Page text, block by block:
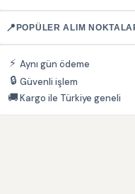
📍 POPÜLER ALIM
⚡ Aynı gün ödeme
🔒 Güvenli işlem
🚚Kargo ile Türkiye geneli